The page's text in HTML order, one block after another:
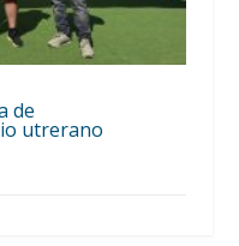
de
utrerano